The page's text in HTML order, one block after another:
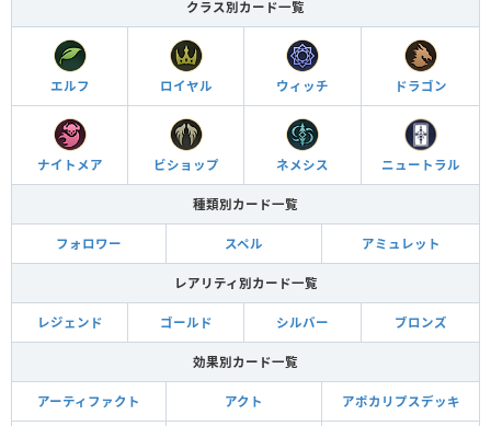
クラス別カード一覧
エルフ ロイヤル ウィッチ ドラゴン
ナイトメア ビショップ ネメシス ニュートラル
種類別カード一覧
フォロワー スペル アミュレット
レアリティ別カード一覧
レジェンド ゴールド シルバー ブロンズ
効果別カード一覧
アーティファクト アクト アポカリプスデッキ